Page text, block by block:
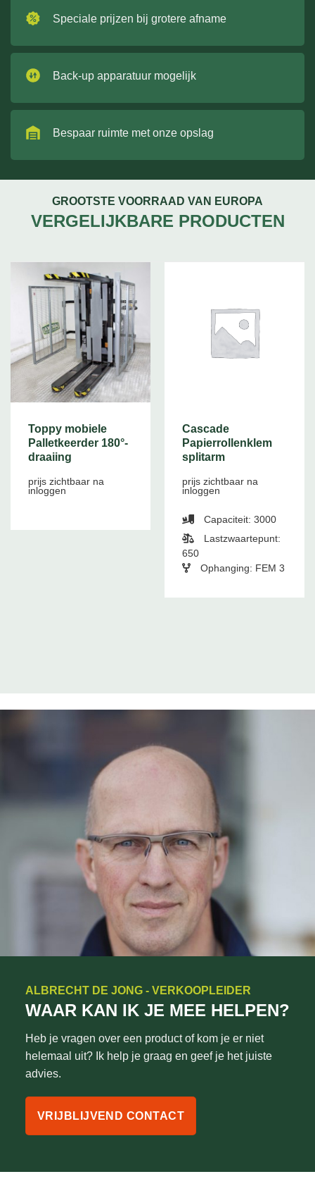
Speciale prijzen bij grotere afname
Back-up apparatuur mogelijk
Bespaar ruimte met onze opslag
GROOTSTE VOORRAAD VAN EUROPA
VERGELIJKBARE PRODUCTEN
Toppy mobiele
Palletkeerder 180°-
draaiing
prijs zichtbaar na
inloggen
Cascade
Papierrollenklem
splitarm
prijs zichtbaar na
inloggen
Capaciteit: 3000
Lastzwaartepunt:
650
Ophanging: FEM 3
ALBRECHT DE JONG - VERKOOPLEIDER
WAAR KAN IK JE MEE HELPEN?
Heb je vragen over een product of kom je er niet
helemaal uit? Ik help je graag en geef je het juiste
advies.
VRIJBLIJVEND CONTACT